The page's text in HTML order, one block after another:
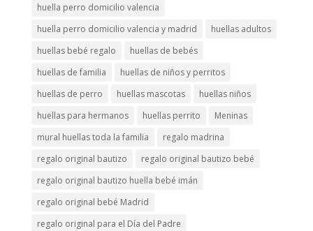
huella perro domicilio valencia
huella perro domicilio valencia y madrid
huellas adultos
huellas bebé regalo
huellas de bebés
huellas de familia
huellas de niños y perritos
huellas de perro
huellas mascotas
huellas niños
huellas para hermanos
huellas perrito
Meninas
mural huellas toda la familia
regalo madrina
regalo original bautizo
regalo original bautizo bebé
regalo original bautizo huella bebé imán
regalo original bebé Madrid
regalo original para el Día del Padre